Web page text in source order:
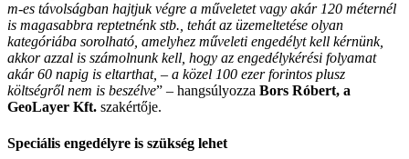
m-es távolságban hajtjuk végre a műveletet vagy akár 120 méternél
is magasabbra reptetnénk stb., tehát az üzemeltetése olyan
kategóriába sorolható, amelyhez műveleti engedélyt kell kérnünk,
akkor azzal is számolnunk kell, hogy az engedélykérési folyamat
akár 60 napig is eltarthat, – a közel 100 ezer forintos plusz
költségről nem is beszélve” – hangsúlyozza Bors Róbert, a
GeoLayer Kft. szakértője.
Speciális engedélyre is szükség lehet